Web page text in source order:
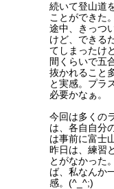
続いて登山道
ことができた
途中、きっつ
けど、できる
てしまったけ
間くらいで五
抜かれること
と実感。プラ
必要かなぁ。
今回は多くの
は、各自自分
は事前に富士
昨日は、練習
とがなかった
ば、私なんか
感。(^_^;)